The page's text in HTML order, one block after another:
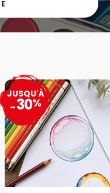
JUSQU'À
-30%